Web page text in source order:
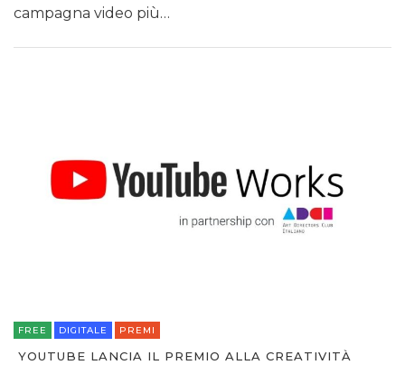
campagna video più…
FREE DIGITALE PREMI
YOUTUBE LANCIA IL PREMIO ALLA CREATIVITÀ